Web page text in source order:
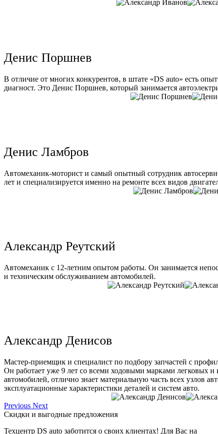
Денис Поршнев
В отличие от многих конкурентов, в штате «DS auto» есть
диагност. Это Денис Поршнев, который занимается
Денис Ламбров
Автомеханик-моторист и самый опытный сотрудник
лет и специализируется именно на ремонте всех видов
Александр Реутский
Автомеханик с 12-летним опытом работы. Он занимается
и техническим обслуживанием автомобилей.
Александр Денисов
Мастер-приемщик и специалист по подбору запчастей с
Он работает уже 9 лет со всеми ходовыми марками легковых и
автомобилей, отлично знает материальную часть всех узлов
эксплуатационные характеристики деталей и систем авто.
Previous Next
Скидки и выгодные предложения
Техцентр DS auto заботится о своих клиентах! Для Вас на